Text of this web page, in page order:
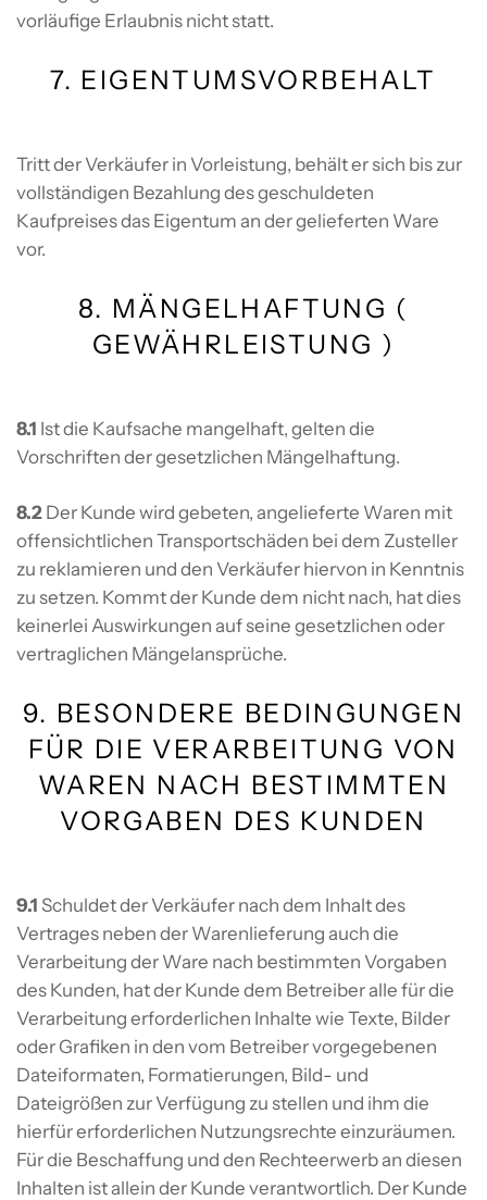
vorläufige Erlaubnis nicht statt.
7. EIGENTUMSVORBEHALT
Tritt der Verkäufer in Vorleistung, behält er sich bis zur
vollständigen Bezahlung des geschuldeten
Kaufpreises das Eigentum an der gelieferten Ware
vor.
8. MÄNGELHAFTUNG (
GEWÄHRLEISTUNG )
8.1 Ist die Kaufsache mangelhaft, gelten die
Vorschriften der gesetzlichen Mängelhaftung.
8.2 Der Kunde wird gebeten, angelieferte Waren mit
offensichtlichen Transportschäden bei dem Zusteller
zu reklamieren und den Verkäufer hiervon in Kenntnis
zu setzen. Kommt der Kunde dem nicht nach, hat dies
keinerlei Auswirkungen auf seine gesetzlichen oder
vertraglichen Mängelansprüche.
9. BESONDERE BEDINGUNGEN
FÜR DIE VERARBEITUNG VON
WAREN NACH BESTIMMTEN
VORGABEN DES KUNDEN
9.1 Schuldet der Verkäufer nach dem Inhalt des
Vertrages neben der Warenlieferung auch die
Verarbeitung der Ware nach bestimmten Vorgaben
des Kunden, hat der Kunde dem Betreiber alle für die
Verarbeitung erforderlichen Inhalte wie Texte, Bilder
oder Grafiken in den vom Betreiber vorgegebenen
Dateiformaten, Formatierungen, Bild- und
Dateigrößen zur Verfügung zu stellen und ihm die
hierfür erforderlichen Nutzungsrechte einzuräumen.
Für die Beschaffung und den Rechteerwerb an diesen
Inhalten ist allein der Kunde verantwortlich. Der Kunde